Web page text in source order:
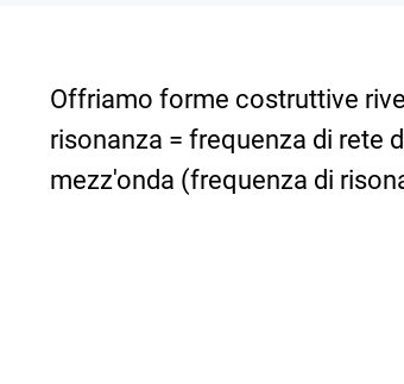
Offriamo forme costruttive
risonanza = frequenza di rete
mezz'onda (frequenza di